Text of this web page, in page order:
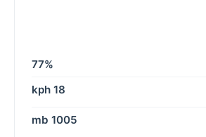
77%
18 kph
1005 mb